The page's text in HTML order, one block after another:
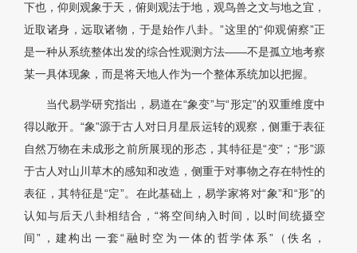
下也，仰则观象于天，俯则观法于地，观鸟兽之文与地之宜，
近取诸身，远取诸物，于是始作八卦。”这里的“仰观俯察”正
是一种从系统整体出发的综合性观测方法——不是孤立地考察
某一具体现象，而是将天地人作为一个整体系统加以把握。
当代易学研究指出，易道在“象变”与“形定”的双重维度中
得以敞开。“象”源于古人对日月星辰运转的观察，侧重于表征
自然万物在未成形之前所展现的形态，其特征是“变”；“形”源
于古人对山川草木的感知和改造，侧重于对事物之存在特性的
表征，其特征是“定”。在此基础上，易学家将对“象”和“形”的
认知与后天八卦相结合，“将空间纳入时间，以时间统摄空
间”，建构出一套“融时空为一体的哲学体系”（佚名，